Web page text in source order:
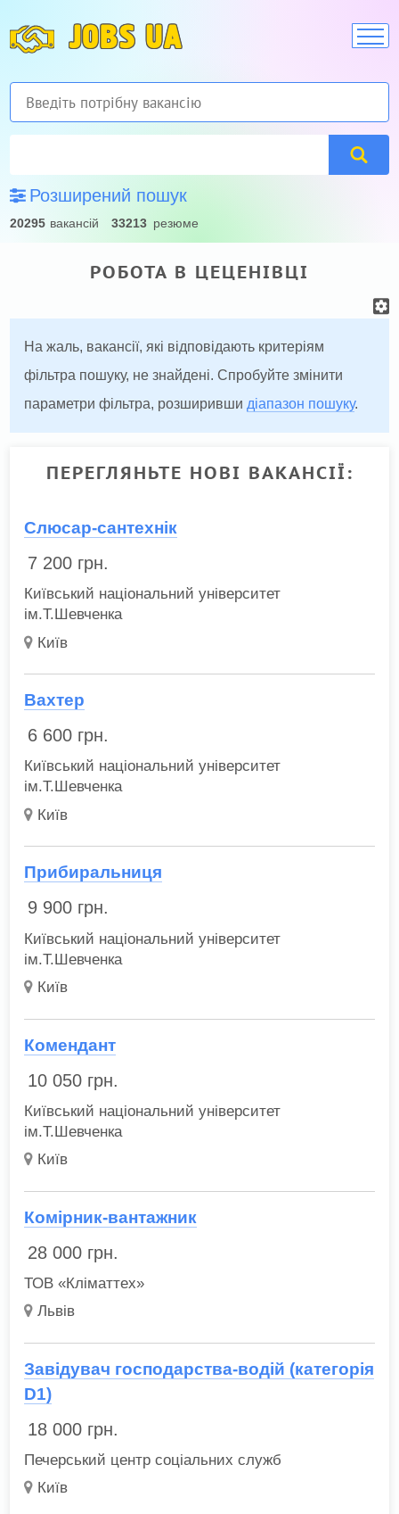
JOBS UA
Розширений пошук
20295 вакансій 33213 резюме
РОБОТА В ЦЕЦЕНІВЦІ
На жаль, вакансії, які відповідають критеріям
фільтра пошуку, не знайдені. Спробуйте змінити
параметри фільтра, розширивши діапазон пошуку.
ПЕРЕГЛЯНЬТЕ НОВІ ВАКАНСІЇ:
Слюсар-сантехнік
7 200 грн.
Київський національний університет
ім.Т.Шевченка
Київ
Вахтер
6 600 грн.
Київський національний університет
ім.Т.Шевченка
Київ
Прибиральниця
9 900 грн.
Київський національний університет
ім.Т.Шевченка
Київ
Комендант
10 050 грн.
Київський національний університет
ім.Т.Шевченка
Київ
Комірник-вантажник
28 000 грн.
ТОВ «Кліматтех»
Львів
Завідувач господарства-водій (категорія
D1)
18 000 грн.
Печерський центр соціальних служб
Київ